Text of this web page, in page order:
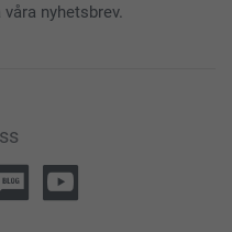
nyhetsbrev.